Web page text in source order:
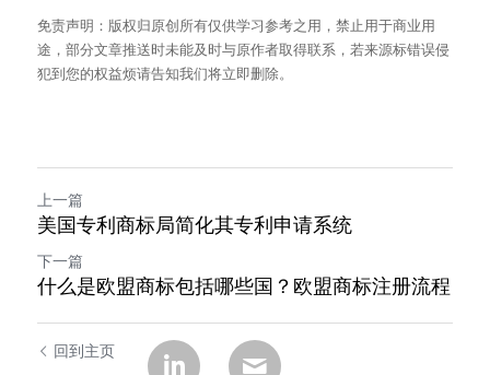
免责声明：版权归原创所有仅供学习参考之用，禁止用于商业用
途，部分文章推送时未能及时与原作者取得联系，若来源标错误侵
犯到您的权益烦请告知我们将立即删除。
上一篇
美国专利商标局简化其专利申请系统
下一篇
什么是欧盟商标包括哪些国？欧盟商标注册流程
回到主页